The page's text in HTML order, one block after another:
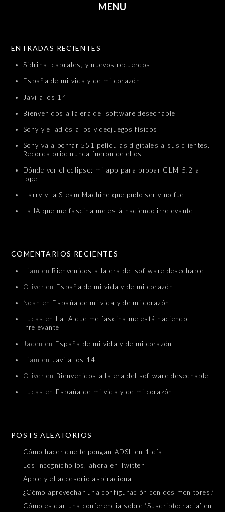
MENU
ENTRADAS RECIENTES
Sidrina, cabrales, y nuevos recuerdos
España de mi vida y de mi corazón
Javi a los 14
Bienvenidos a la era del software desechable
Sony y el adiós a los videojuegos físicos
Sony va a borrar 551 películas digitales a sus clientes.
Recordatorio: nunca fueron de ellos
Dónde ver el eclipse: mi app para probar GLM-5.2 a
tope
Harry y la Steam Machine que pudo ser y no fue
La IA que me fascina me está haciendo irrelevante
COMENTARIOS RECIENTES
Liam en Bienvenidos a la era del software desechable
Oliver en España de mi vida y de mi corazón
Noah en España de mi vida y de mi corazón
Lucas en La IA que me fascina me está haciendo
irrelevante
Jaden en España de mi vida y de mi corazón
Liam en Javi a los 14
Oliver en Bienvenidos a la era del software desechable
Lucas en España de mi vida y de mi corazón
POSTS ALEATORIOS
Cómo hacer que te pongan ADSL en 1 día
Los Incognichollos, ahora en Twitter
Apple y el accesorio aspiracional
¿Cómo aprovechar una configuración con dos monitores?
Cómo es dar una conferencia sobre ‘Suscriptocracia’ en